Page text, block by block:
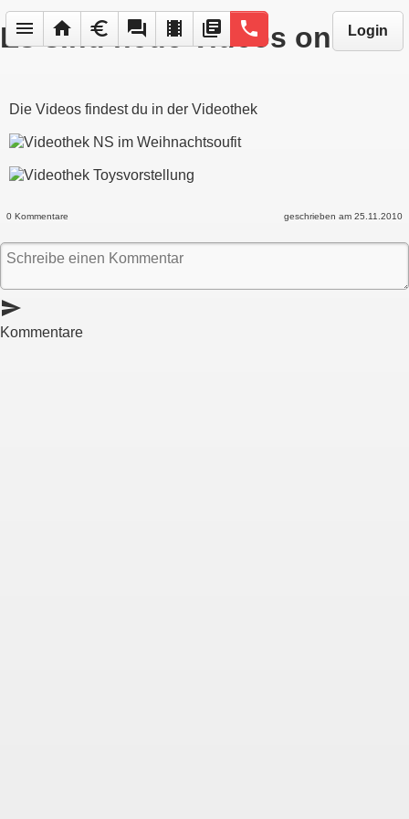
menu home euro forum local_movies library_books phone Login
Es sind neue Videos online
Die Videos findest du in der Videothek
0 Kommentare geschrieben am 25.11.2010
send
Kommentare